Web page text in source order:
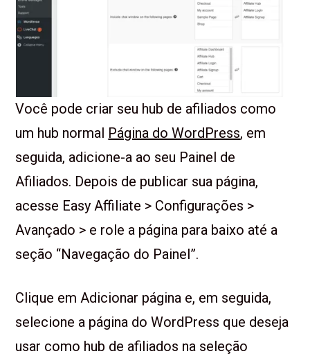
Você pode criar seu hub de afiliados como
um hub normal Página do WordPress, em
seguida, adicione-a ao seu Painel de
Afiliados. Depois de publicar sua página,
acesse Easy Affiliate > Configurações >
Avançado > e role a página para baixo até a
seção “Navegação do Painel”.
Clique em Adicionar página e, em seguida,
selecione a página do WordPress que deseja
usar como hub de afiliados na seleção